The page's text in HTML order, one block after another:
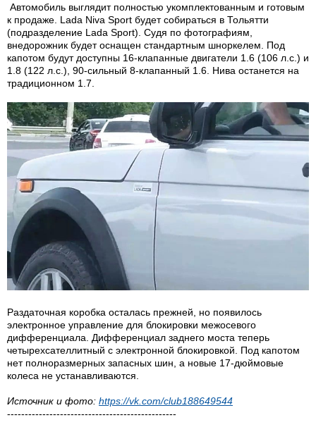
Автомобиль выглядит полностью укомплектованным и готовым
к продаже. Lada Niva Sport будет собираться в Тольятти
(подразделение Lada Sport). Судя по фотографиям,
внедорожник будет оснащен стандартным шноркелем. Под
капотом будут доступны 16-клапанные двигатели 1.6 (106 л.с.) и
1.8 (122 л.с.), 90-сильный 8-клапанный 1.6. Нива останется на
традиционном 1.7.
Раздаточная коробка осталась прежней, но появилось
электронное управление для блокировки межосевого
дифференциала. Дифференциал заднего моста теперь
четырехсателлитный с электронной блокировкой. Под капотом
нет полноразмерных запасных шин, а новые 17-дюймовые
колеса не устанавливаются.
Источник и фото: https://vk.com/club188649544
------------------------------------------------